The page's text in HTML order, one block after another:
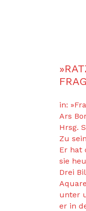
in:
Ars
Hrsg.
Zu
Er hat
sie
Drei
unter
er in